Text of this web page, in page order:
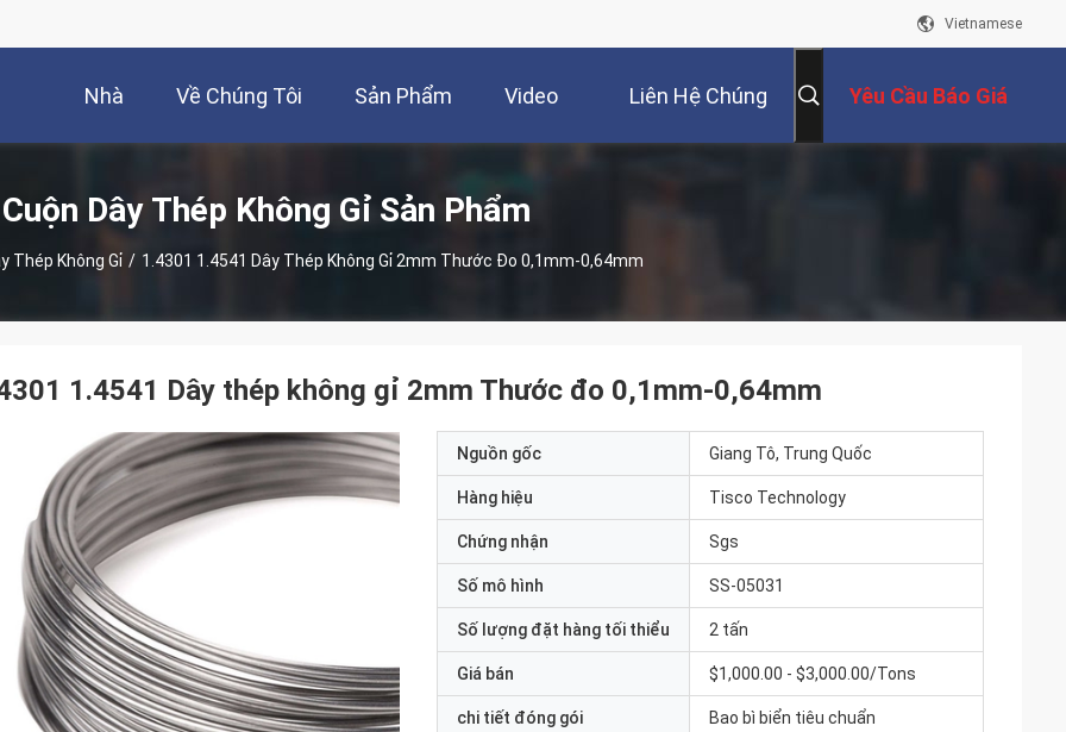
Vietnamese
Nhà Về Chúng Tôi Sản Phẩm Video Liên Hệ Chúng Yêu Cầu Báo Giá
Cuộn Dây Thép Không Gỉ Sản Phẩm
Thép Không Gỉ / 1.4301 1.4541 Dây Thép Không Gỉ 2mm Thước Đo 0,1mm-0,64mm
1.4541 Dây thép không gỉ 2mm Thước đo 0,1mm-0,64mm
Nguồn gốc Giang Tô, Trung Quốc
Hàng hiệu Tisco Technology
Chứng nhận Sgs
Số mô hình SS-05031
Số lượng đặt hàng tối thiểu 2 tấn
Giá bán $1,000.00 - $3,000.00/Tons
chi tiết đóng gói Bao bì biển tiêu chuẩn